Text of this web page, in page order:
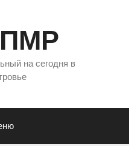
ПМР
на сегодня в